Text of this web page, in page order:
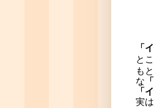
「
と
も
な
「
実